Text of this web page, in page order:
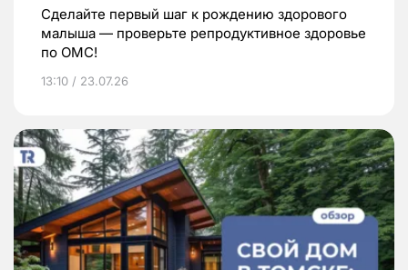
Сделайте первый шаг к рождению здорового
малыша — проверьте репродуктивное здоровье
по ОМС!
13:10 / 23.07.26